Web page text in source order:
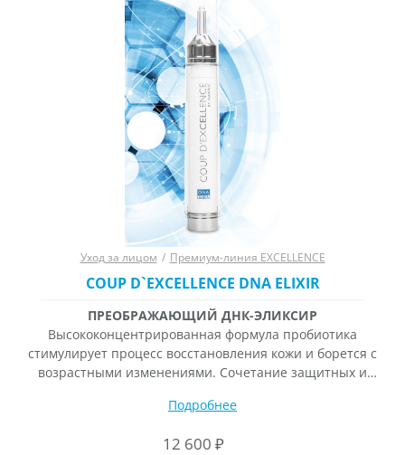
Уход за лицом / Премиум-линия EXCELLENCE
COUP D`EXCELLENCE DNA ELIXIR
ПРЕОБРАЖАЮЩИЙ ДНК-ЭЛИКСИР
Высококонцентрированная формула пробиотика
стимулирует процесс восстановления кожи и борется с
возрастными изменениями. Сочетание защитных и
мгновенный видимый результат и улучшение
эликсира дает поистине впечатляющие результаты:
Подробнее
12 600 ₽